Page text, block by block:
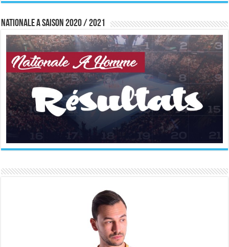
Nationale A saison 2020 / 2021